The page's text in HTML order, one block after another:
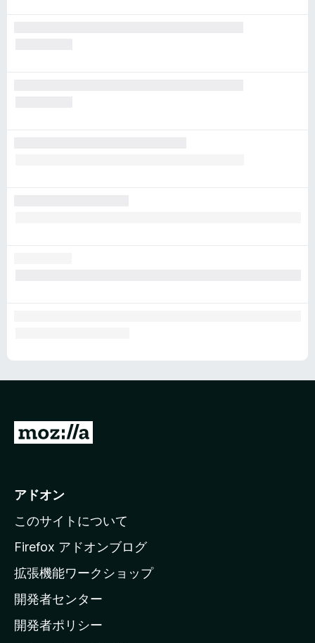
M
i
l
a
ホ
ー
ム
アドオン
このサイトについて
Firefox アドオンブログ
拡張機能ワークショップ
開発者センター
開発者ポリシー